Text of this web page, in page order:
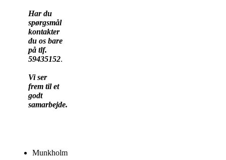
Har du
spørgsmål
kontakter
du os bare
på tlf.
59435152.
Vi ser
frem til et
godt
samarbejde.
Munkholm